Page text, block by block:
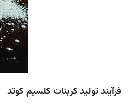
فرآیند تولید کربنات کلسیم کوتد